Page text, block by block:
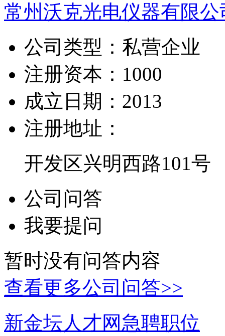
常州沃克光电仪器有限公
公司类型： 私营企业
注册资本： 1000
成立日期： 2013
注册地址：
开发区兴明西路101号
公司问答
我要提问
暂时没有问答内容
查看更多公司问答>>
新金坛人才网急聘职位